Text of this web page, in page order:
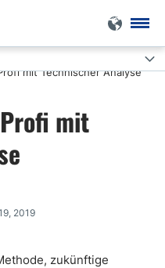
mit Technischer Analyse
mit
2019
zukünftige